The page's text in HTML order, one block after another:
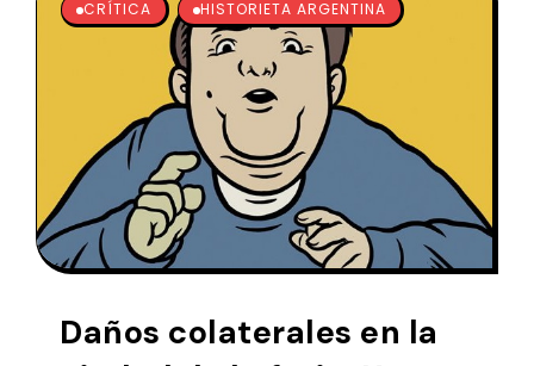
CRÍTICA HISTORIETA ARGENTINA
Daños colaterales en la